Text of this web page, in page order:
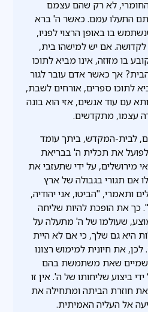
לא רק שהם עצמם
התעלו עמם. כאשר ה' ברא
בו באופן הרצוי לפניו,
אם יש למישהו בית,
בו מזוזה, אינו מביא לתוכו
אך כאשר אדם עובר לגור
לתוכו ספרים, אורחים לשבת,
עם עוד אנשים, אזי הוא בונה
עצמו, מתקדשים.
לבית-המקדש, ביתך עומד
את תכלית ה' בבריאת
מירושלים, על ידי שתעזבי את
אם תגורי בגבולה של ארץ
ותאמרי, "הביטו, אני יהודיה,
כך את הופכת להיות שליחה
שעולמו של ה' מתעלה על
היא גם שלך, כי אם לא היית
את חיונית למימוש רצונו
שאת משתמשת בהם
ביצוע שליחותו של ה'. אין זו
חוזרת הביתה ומתחילה את
אל העליה האמיתית.